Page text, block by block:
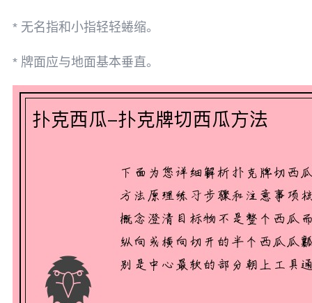
* 无名指和小指轻轻蜷缩。
* 牌面应与地面基本垂直。